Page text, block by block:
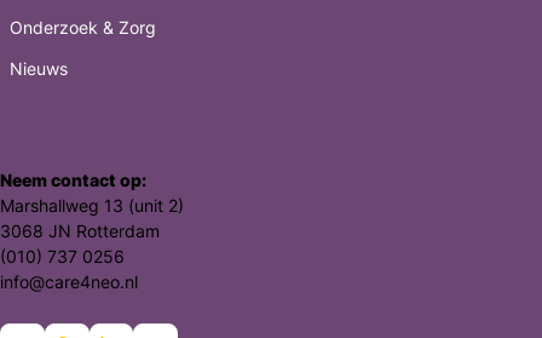
Onderzoek & Zorg
Nieuws
Neem contact op:
Marshallweg 13 (unit 2)
3068 JN Rotterdam
(010) 737 0256
info@care4neo.nl